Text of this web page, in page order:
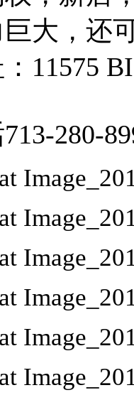
大，还
11575
280-